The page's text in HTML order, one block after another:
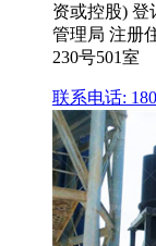
资或控股) 登
管理局 注册
230号501室
联系电话: